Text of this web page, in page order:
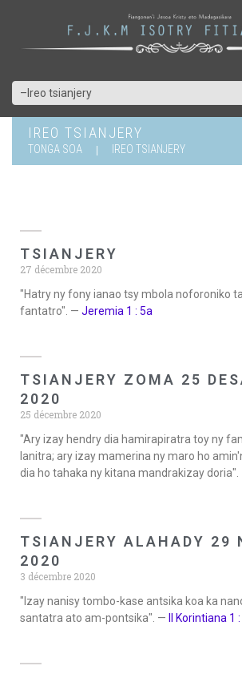
IREO TSIANJERY
TONGA SOA IREO TSIANJERY
TSIANJERY
27 décembre 2020
"Hatry ny fony ianao tsy mbola noforoniko
fantatro". — Jeremia 1 : 5a
TSIANJERY ZOMA 25
2020
25 décembre 2020
"Ary izay hendry dia hamirapiratra toy ny
lanitra; ary izay mamerina ny maro ho
dia ho tahaka ny kitana mandrakizay doria".
TSIANJERY ALAHADY 29
2020
3 décembre 2020
"Izay nanisy tombo-kase antsika koa ka
santatra ato am-pontsika". —
II Korintiana 1